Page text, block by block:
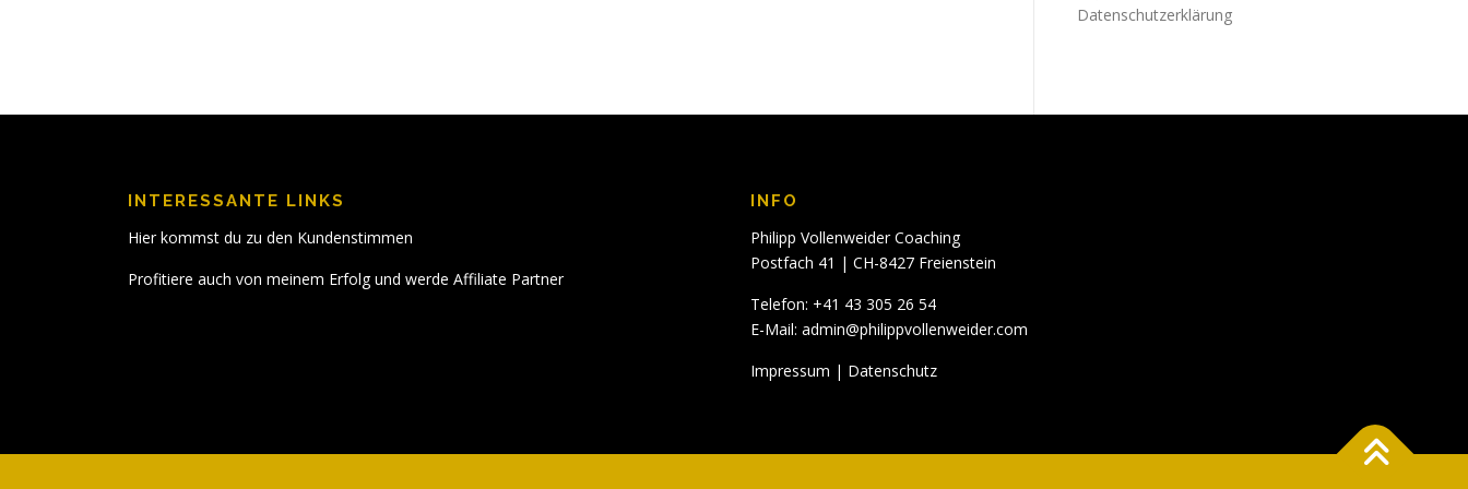
Datenschutzerklärung
INTERESSANTE LINKS
Hier kommst du zu den Kundenstimmen
Profitiere auch von meinem Erfolg und werde Affiliate Partner
INFO
Philipp Vollenweider Coaching
Postfach 41 | CH-8427 Freienstein
Telefon: +41 43 305 26 54
E-Mail: admin@philippvollenweider.com
Impressum | Datenschutz